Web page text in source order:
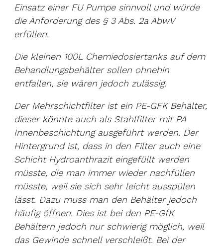
Einsatz einer FU Pumpe sinnvoll und würde
die Anforderung des § 3 Abs. 2a AbwV
erfüllen.
Die kleinen 100L Chemiedosiertanks auf dem
Behandlungsbehälter sollen ohnehin
entfallen, sie wären jedoch zulässig.
Der Mehrschichtfilter ist ein PE-GFK Behälter,
dieser könnte auch als Stahlfilter mit PA
Innenbeschichtung ausgeführt werden. Der
Hintergrund ist, dass in den Filter auch eine
Schicht Hydroanthrazit eingefüllt werden
müsste, die man immer wieder nachfüllen
müsste, weil sie sich sehr leicht ausspülen
lässt. Dazu muss man den Behälter jedoch
häufig öffnen. Dies ist bei den PE-GfK
Behältern jedoch nur schwierig möglich, weil
das Gewinde schnell verschleißt. Bei der